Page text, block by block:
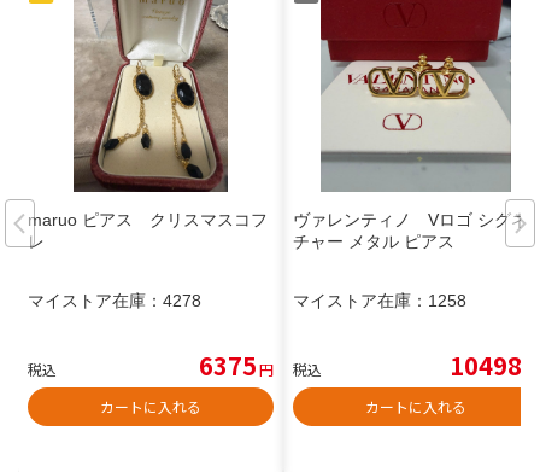
maruo ピアス クリスマスコフ
レ
マイストア在庫： 4278
税込 6375円
カートに入れる
ヴァレンティノ Vロゴ シグネ
チャー メタル ピアス
マイストア在庫： 1258
税込 10498
カートに入れる